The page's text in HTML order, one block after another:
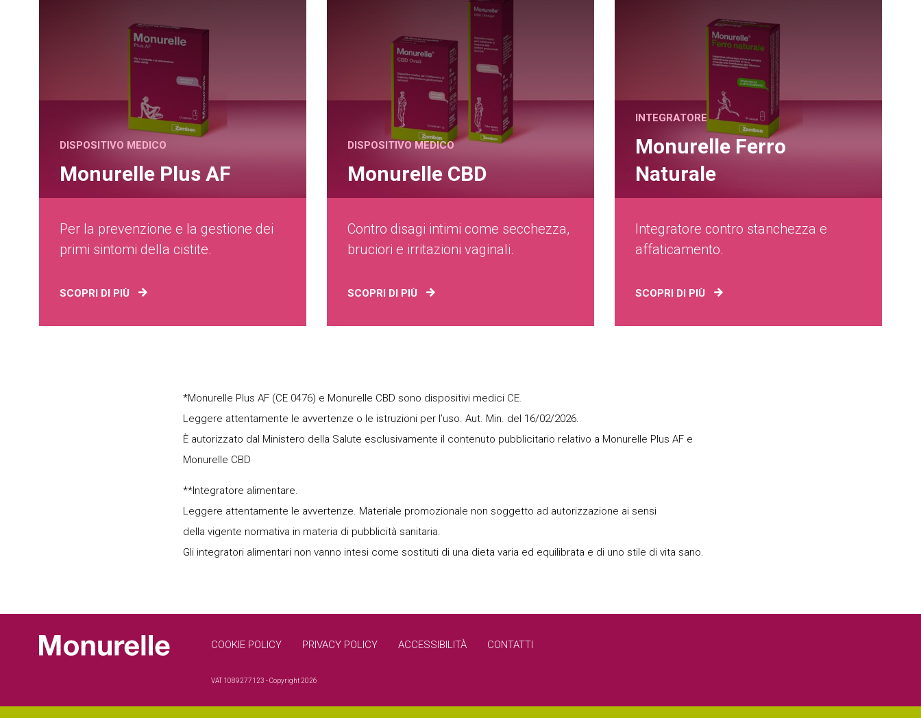
DISPOSITIVO MEDICO
Monurelle Plus AF
Per la prevenzione e la gestione dei
primi sintomi della cistite.
SCOPRI DI PIÙ
DISPOSITIVO MEDICO
Monurelle CBD
Contro disagi intimi come secchezza,
bruciori e irritazioni vaginali.
SCOPRI DI PIÙ
INTEGRATORE
Monurelle Ferro
Naturale
Integratore contro stanchezza e
affaticamento.
SCOPRI DI PIÙ
*Monurelle Plus AF (CE 0476) e Monurelle CBD sono dispositivi medici CE.
Leggere attentamente le avvertenze o le istruzioni per l’uso. Aut. Min. del 16/02/2026.
È autorizzato dal Ministero della Salute esclusivamente il contenuto pubblicitario relativo a Monurelle Plus AF e
Monurelle CBD
**Integratore alimentare.
Leggere attentamente le avvertenze. Materiale promozionale non soggetto ad autorizzazione ai sensi
della vigente normativa in materia di pubblicità sanitaria.
Gli integratori alimentari non vanno intesi come sostituti di una dieta varia ed equilibrata e di uno stile di vita sano.
Footer
COOKIE POLICY PRIVACY POLICY ACCESSIBILITÀ CONTATTI
VAT ‍1089277123 - Copyright 2026